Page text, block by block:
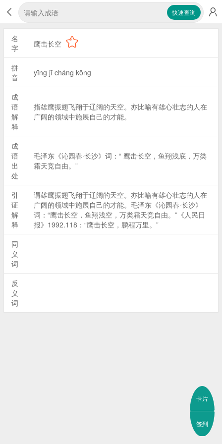
快速查询
名
字
鹰击长空
拼
音
yīng jī cháng kōng
成
语
解
释
指雄鹰振翅飞翔于辽阔的天空。亦比喻有雄心壮志的人在
广阔的领域中施展自己的才能。
成
语
出
处
毛泽东《沁园春·长沙》词：“ 鹰击长空，鱼翔浅底，万类
霜天竞自由。”
引
证
解
释
谓雄鹰振翅飞翔于辽阔的天空。亦比喻有雄心壮志的人在
广阔的领域中施展自己的才能。毛泽东《沁园春·长沙》
词：“鹰击长空，鱼翔浅空，万类霜天竞自由。”《人民日
报》1992.118：“鹰击长空，鹏程万里。”
同
义
词
反
义
词
卡片
签到